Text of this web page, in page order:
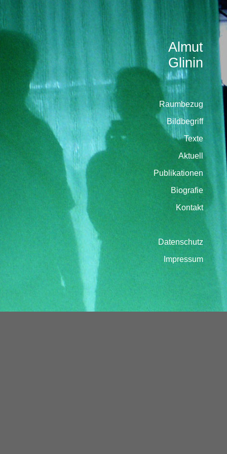
Almut
Glinin
Raumbezug
Bildbegriff
Texte
Aktuell
Publikationen
Biografie
Kontakt
Datenschutz
Impressum